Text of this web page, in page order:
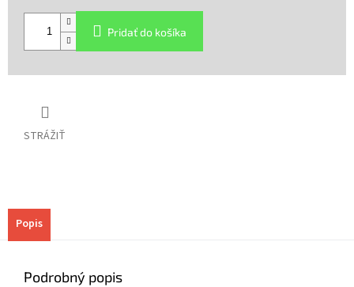
STRÁŽIŤ
Pridať do košíka
Popis
Podrobný popis